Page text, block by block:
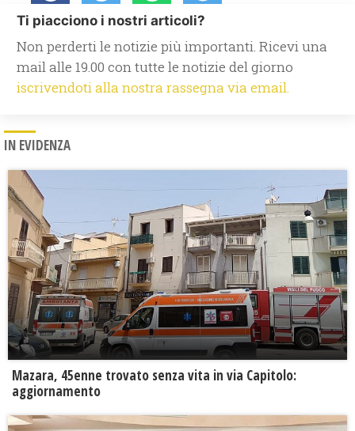
Ti piacciono i nostri articoli?
Non perderti le notizie più importanti. Ricevi una
mail alle 19.00 con tutte le notizie del giorno
iscrivendoti alla nostra rassegna via email.
IN EVIDENZA
Mazara, 45enne trovato senza vita in via Capitolo:
aggiornamento